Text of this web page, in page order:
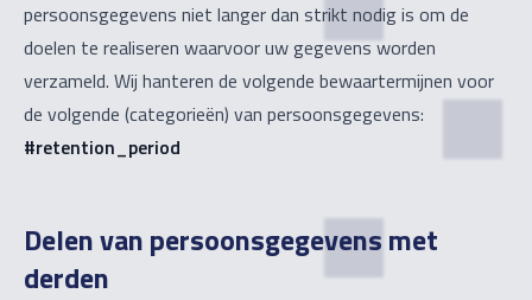
persoonsgegevens niet langer dan strikt nodig is om de
doelen te realiseren waarvoor uw gegevens worden
verzameld. Wij hanteren de volgende bewaartermijnen voor
de volgende (categorieën) van persoonsgegevens:
#retention_period
Delen van persoonsgegevens met
derden